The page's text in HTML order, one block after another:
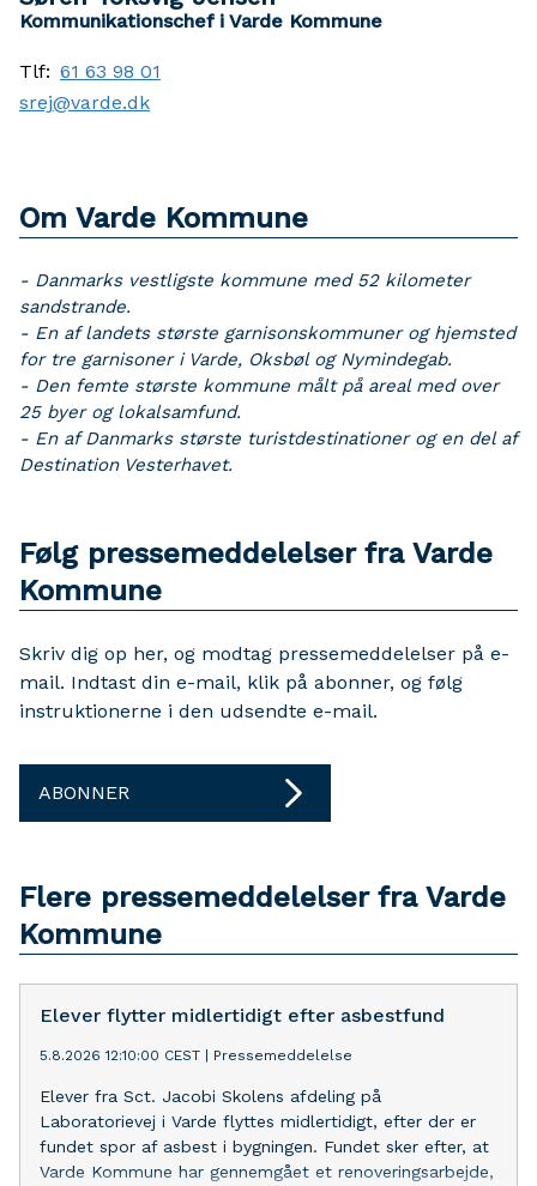
Kommunikationschef i Varde Kommune
Tlf: 61 63 98 01
srej@varde.dk
Om Varde Kommune
- Danmarks vestligste kommune med 52 kilometer
sandstrande.
- En af landets største garnisonskommuner og hjemsted
for tre garnisoner i Varde, Oksbøl og Nymindegab.
- Den femte største kommune målt på areal med over
25 byer og lokalsamfund.
- En af Danmarks største turistdestinationer og en del af
Destination Vesterhavet.
Følg pressemeddelelser fra Varde
Kommune
Skriv dig op her, og modtag pressemeddelelser på e-
mail. Indtast din e-mail, klik på abonner, og følg
instruktionerne i den udsendte e-mail.
ABONNER
Flere pressemeddelelser fra Varde
Kommune
Elever flytter midlertidigt efter asbestfund
5.8.2026 12:10:00 CEST Pressemeddelelse
Elever fra Sct. Jacobi Skolens afdeling på
Laboratorievej i Varde flyttes midlertidigt, efter der er
fundet spor af asbest i bygningen. Fundet sker efter, at
Varde Kommune har gennemgået et renoveringsarbejde,